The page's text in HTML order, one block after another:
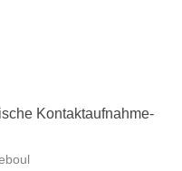
Kontaktaufnahme-